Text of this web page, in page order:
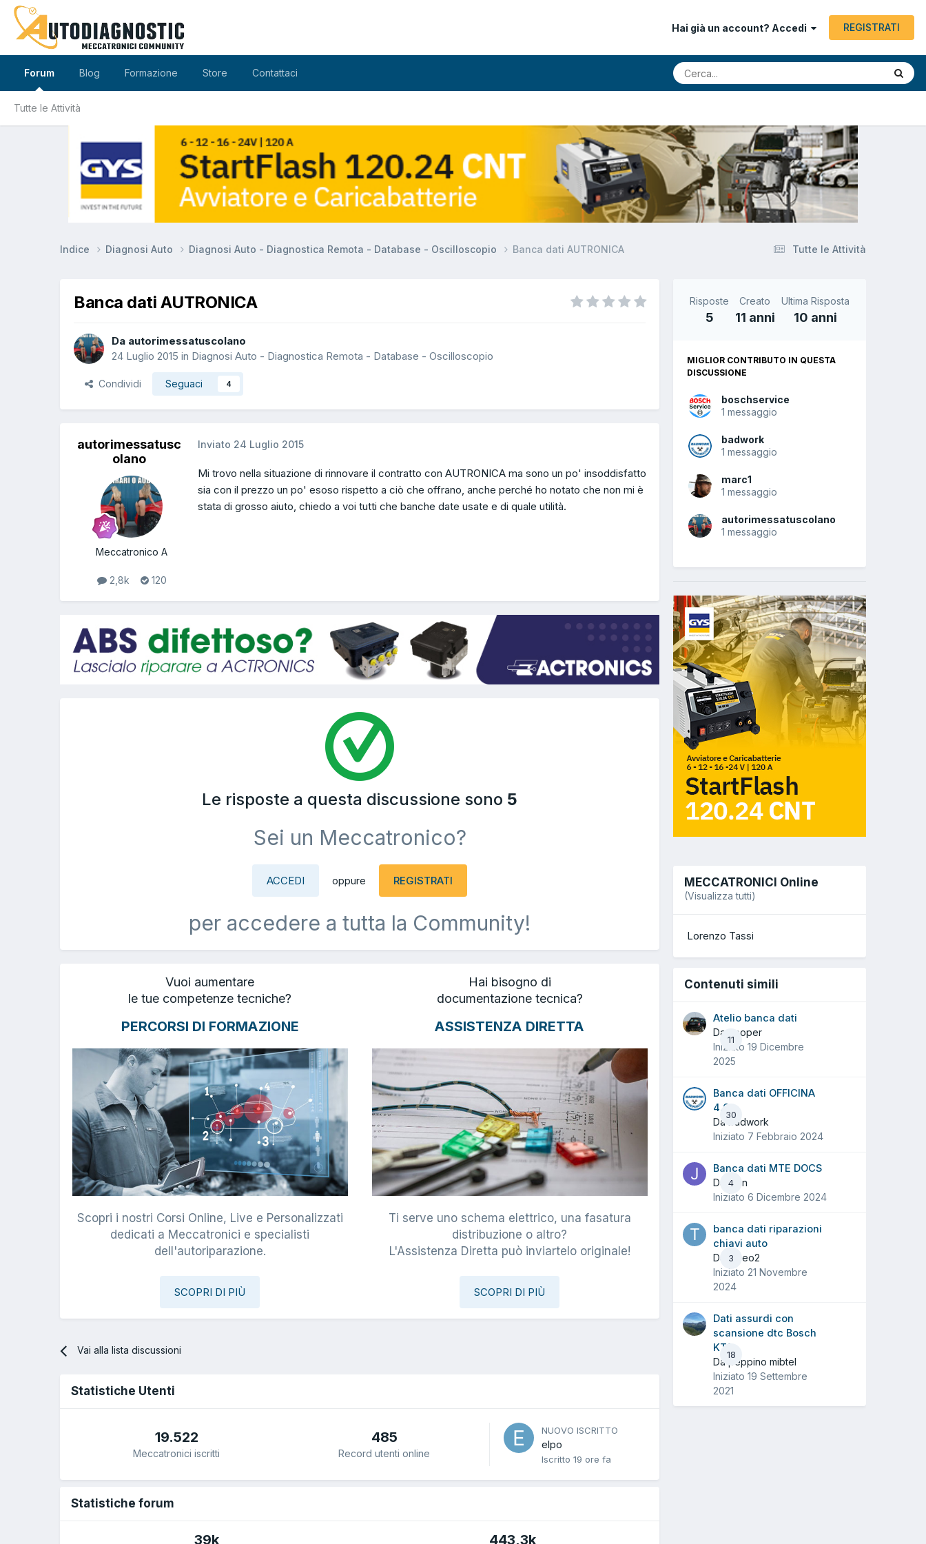
Hai già un account? Accedi REGISTRATI
Forum
Tutte le Attività
Blog Formazione Store Contattaci
Tutte le Attività
Indice Diagnosi Auto Diagnosi Auto - Diagnostica Remota - Database - Oscilloscopio Banca dati AUTRONICA
Banca dati AUTRONICA
Da autorimessatuscolano
24 Luglio 2015 in Diagnosi Auto - Diagnostica Remota - Database - Oscilloscopio
Condividi Seguaci 4
autorimessatusc
olano
Meccatronico A
2,8k 120
Inviato 24 Luglio 2015
Mi trovo nella situazione di rinnovare il contratto con AUTRONICA ma sono un po' insoddisfatto
sia con il prezzo un po' esoso rispetto a ciò che offrano, anche perché ho notato che non mi è
stata di grosso aiuto, chiedo a voi tutti che banche date usate e di quale utilità.
Le risposte a questa discussione sono 5
Sei un Meccatronico?
ACCEDI oppure REGISTRATI
per accedere a tutta la Community!
Vuoi aumentare
le tue competenze tecniche?
PERCORSI DI FORMAZIONE
Scopri i nostri Corsi Online, Live e Personalizzati
dedicati a Meccatronici e specialisti
dell'autoriparazione.
SCOPRI DI PIÙ
Hai bisogno di
documentazione tecnica?
ASSISTENZA DIRETTA
Ti serve uno schema elettrico, una fasatura
distribuzione o altro?
L'Assistenza Diretta può inviartelo originale!
SCOPRI DI PIÙ
Vai alla lista discussioni
Statistiche Utenti
19.522
Meccatronici iscritti
485
Record utenti online
NUOVO ISCRITTO
elpo
Iscritto 19 ore fa
Statistiche forum
39k 443,3k
Risposte
5
Creato
11 anni
Ultima Risposta
10 anni
MIGLIOR CONTRIBUTO IN QUESTA
DISCUSSIONE
boschservice
1 messaggio
badwork
1 messaggio
marc1
1 messaggio
autorimessatuscolano
1 messaggio
MECCATRONICI Online
(Visualizza tutti)
Lorenzo Tassi
Contenuti simili
11
Atelio banca dati
Da cooper
Iniziato 19 Dicembre
2025
30
Banca dati OFFICINA
4.0
Da badwork
Iniziato 7 Febbraio 2024
4
Banca dati MTE DOCS
Da jean
Iniziato 6 Dicembre 2024
3
banca dati riparazioni
chiavi auto
Da Tiseo2
Iniziato 21 Novembre
2024
18
Dati assurdi con
scansione dtc Bosch
KTS
Da peppino mibtel
Iniziato 19 Settembre
2021